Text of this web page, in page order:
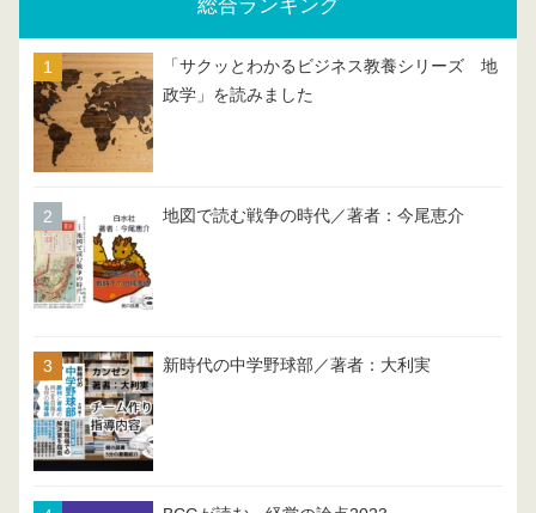
総合ランキング
「サクッとわかるビジネス教養シリーズ 地
政学」を読みました
地図で読む戦争の時代／著者：今尾恵介
新時代の中学野球部／著者：大利実